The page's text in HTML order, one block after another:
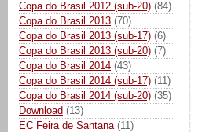
Copa do Brasil 2012 (sub-20) (84)
Copa do Brasil 2013 (70)
Copa do Brasil 2013 (sub-17) (6)
Copa do Brasil 2013 (sub-20) (7)
Copa do Brasil 2014 (43)
Copa do Brasil 2014 (sub-17) (11)
Copa do Brasil 2014 (sub-20) (35)
Download (13)
EC Feira de Santana (11)